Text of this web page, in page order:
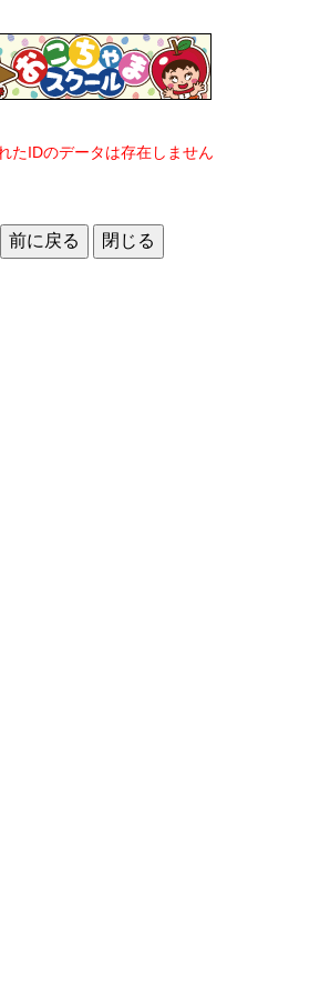
たIDのデータは存在しません